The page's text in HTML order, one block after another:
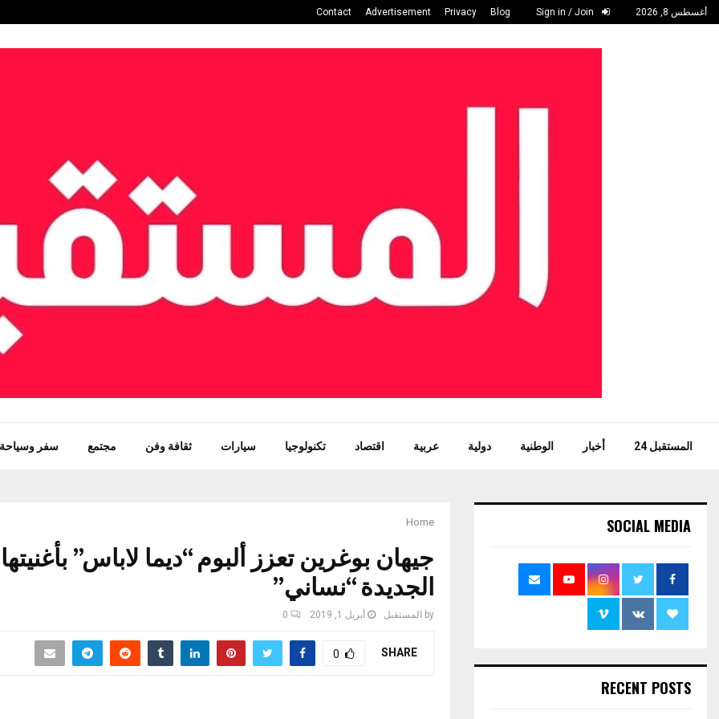
أغسطس 8, 2026 Blog
Privacy
Advertisement
Contact
المستقبل 24 أخبار الوطنية دولية عربية اقتصاد تكنولوجيا سيارات ثقافة وفن مجتمع سفر وسياحة
Home
جيهان بوغرين تعزز ألبوم “ديما لاباس” بأغنيتها
الجديدة “نساني”
by المستقبل أبريل 1, 2019 0
SHARE
0
SOCIAL MEDIA
RECENT POSTS